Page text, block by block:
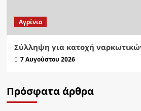
Aγρίνιο
Σύλληψη για κατοχή
7 Αυγούστου 2026
Πρόσφατα άρθρα